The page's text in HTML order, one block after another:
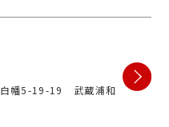
幡5-19-19 武蔵浦和